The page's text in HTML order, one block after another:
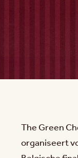
The Green
organiseert